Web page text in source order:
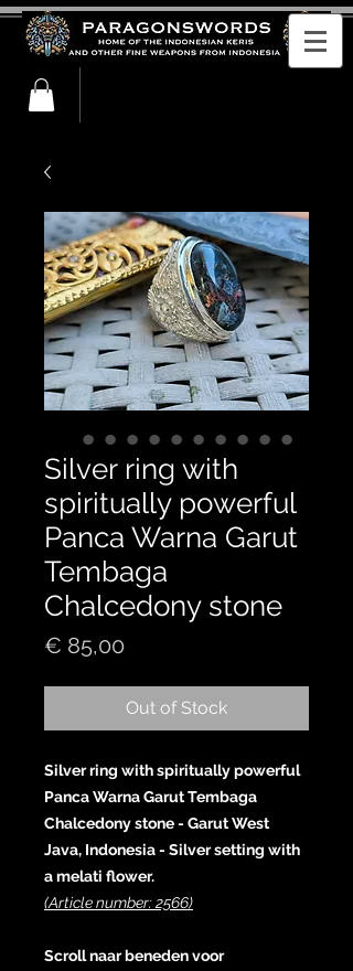
Silver ring with
spiritually powerful
Panca Warna Garut
Tembaga
Chalcedony stone
€ 85,00
Out of Stock
Silver ring with spiritually powerful
Panca Warna Garut Tembaga
Chalcedony stone - Garut West
Java, Indonesia - Silver setting with
a melati flower.
(Article number: 2566)
Scroll naar beneden voor